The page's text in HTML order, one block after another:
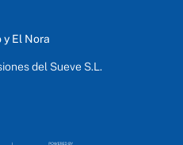
y El Nora
del Sueve S.L.